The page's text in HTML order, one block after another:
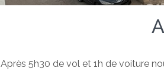
Après 5h30 de vol et 1h de voiture